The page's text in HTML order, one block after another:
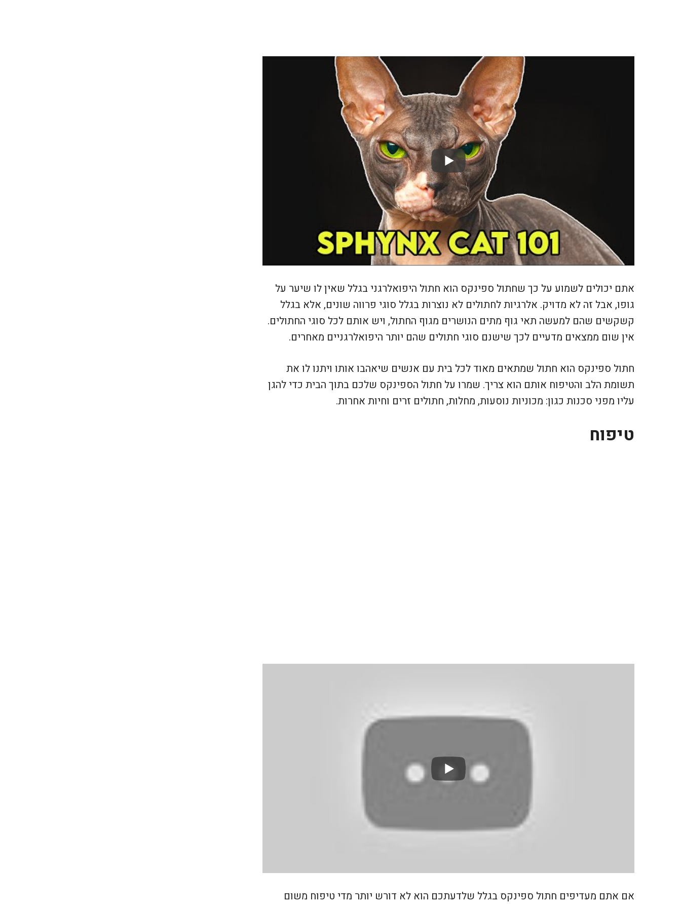
אתם יכולים לשמוע על כך שחתול ספינקס הוא חתול היפואלרגני בגלל שאין לו שיער על
גופו, אבל זה לא מדויק. אלרגיות לחתולים לא נוצרות בגלל סוגי פרווה שונים, אלא בגלל
קשקשים שהם למעשה תאי גוף מתים הנושרים מגוף החתול, ויש אותם לכל סוגי החתולים.
אין שום ממצאים מדעיים לכך שישנם סוגי חתולים שהם יותר היפואלרגניים מאחרים.
חתול ספינקס הוא חתול שמתאים מאוד לכל בית עם אנשים שיאהבו אותו ויתנו לו את
תשומת הלב והטיפוח אותם הוא צריך. שמרו על חתול הספינקס שלכם בתוך הבית כדי להגן
עליו מפני סכנות כגון: מכוניות נוסעות, מחלות, חתולים זרים וחיות אחרות.
טיפוח
אם אתם מעדיפים חתול ספינקס בגלל שלדעתכם הוא לא דורש יותר מדי טיפוח משום